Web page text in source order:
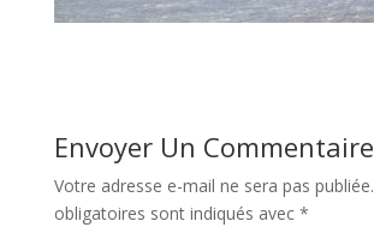
Envoyer Un Commentaire
Votre adresse e-mail ne sera pas publiée.
obligatoires sont indiqués avec *